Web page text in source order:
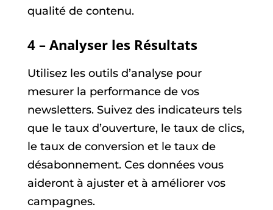
qualité de contenu.
4 – Analyser les Résultats
Utilisez les outils d’analyse pour
mesurer la performance de vos
newsletters. Suivez des indicateurs tels
que le taux d’ouverture, le taux de clics,
le taux de conversion et le taux de
désabonnement. Ces données vous
aideront à ajuster et à améliorer vos
campagnes.